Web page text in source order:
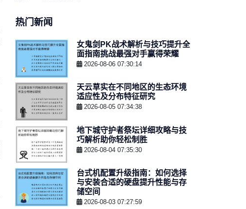
热门新闻
女鬼剑PK战术解析与技巧提升全
面指南挑战最强对手赢得荣耀
2026-08-06 07:30:14
天云草实在不同地区的生态环境
适应性及分布特征研究
2026-08-05 07:34:38
地下城守护者祭坛详细攻略与技
巧解析助你轻松制胜
2026-08-04 07:35:30
台式机配置升级指南：如何选择
与安装合适的硬盘提升性能与存
储空间
2026-08-03 07:27:59